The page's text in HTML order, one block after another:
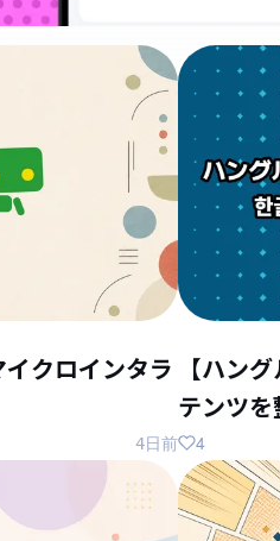
イクロインタラ
4日前
【ハン
テンツ
4